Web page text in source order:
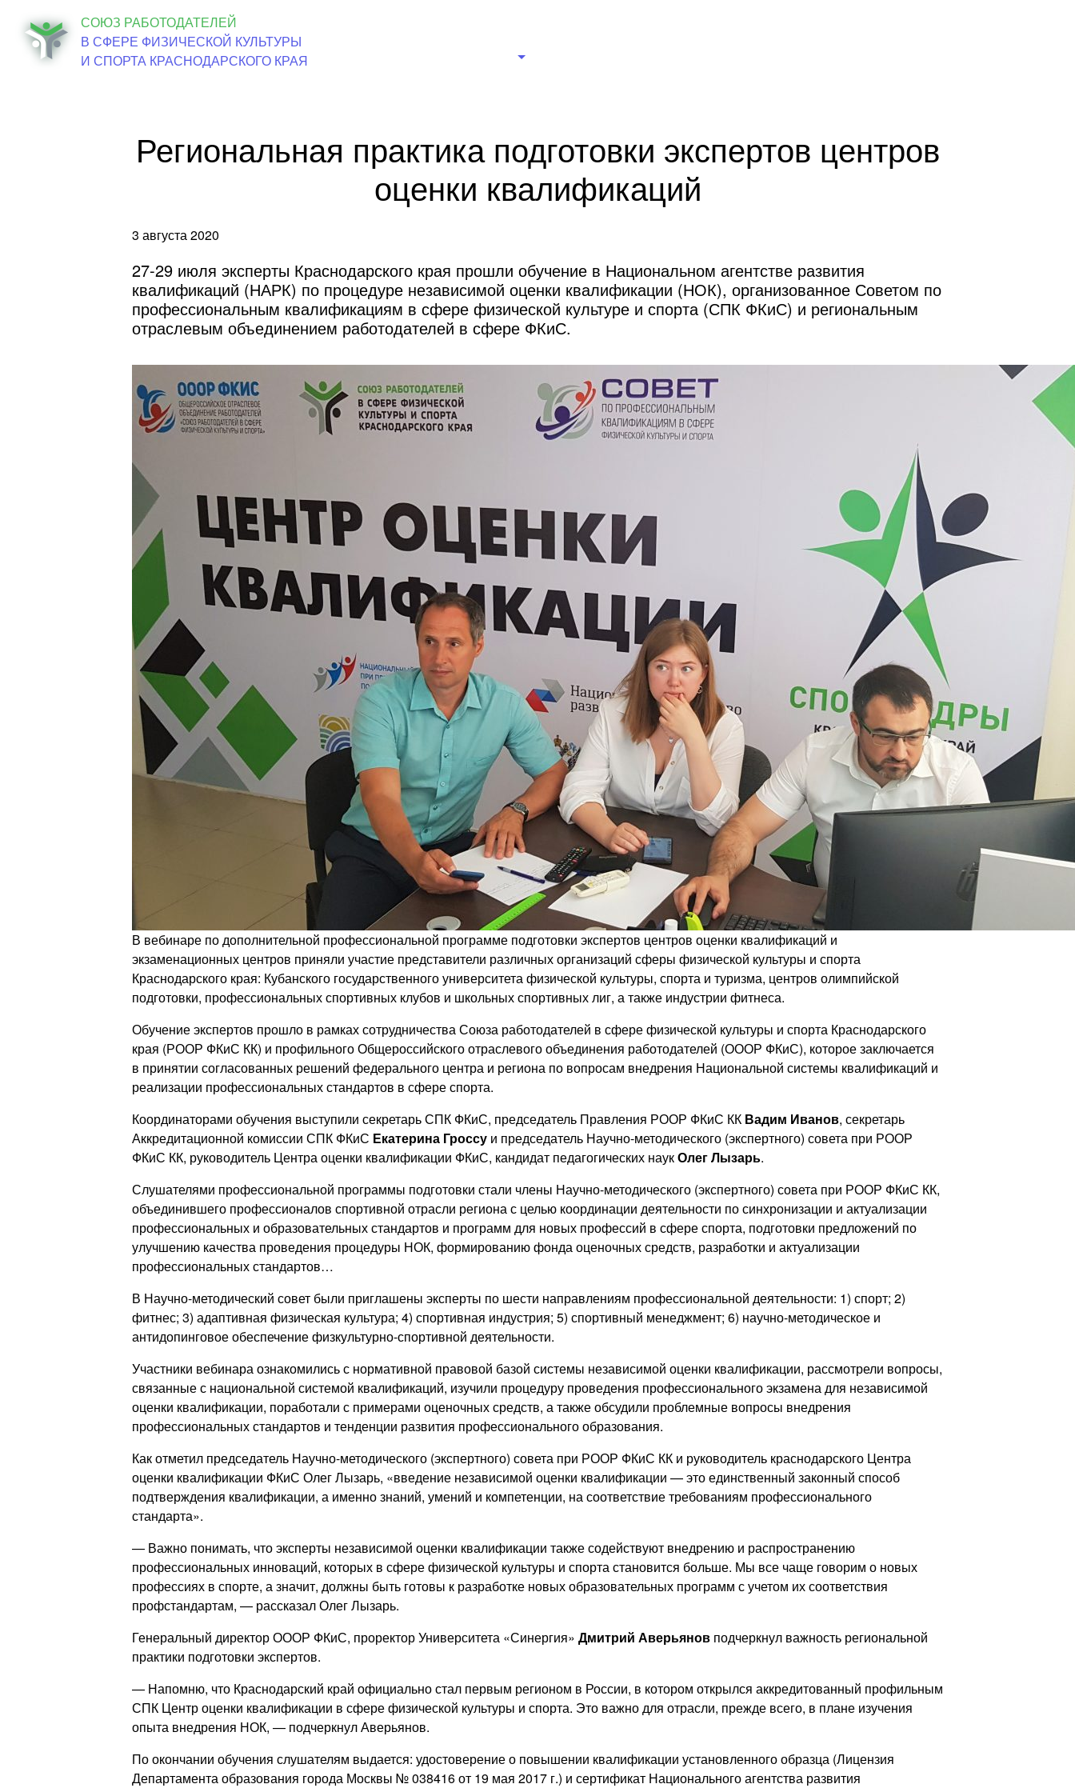
СОЮЗ РАБОТОДАТЕЛЕЙ
В СФЕРЕ ФИЗИЧЕСКОЙ КУЛЬТУРЫ
И СПОРТА КРАСНОДАРСКОГО КРАЯ
Региональная практика подготовки экспертов центров
оценки квалификаций
3 августа 2020
27-29 июля эксперты Краснодарского края прошли обучение в Национальном агентстве развития
квалификаций (НАРК) по процедуре независимой оценки квалификации (НОК), организованное Советом по
профессиональным квалификациям в сфере физической культуре и спорта (СПК ФКиС) и региональным
отраслевым объединением работодателей в сфере ФКиС.
В вебинаре по дополнительной профессиональной программе подготовки экспертов центров оценки квалификаций и
экзаменационных центров приняли участие представители различных организаций сферы физической культуры и спорта
Краснодарского края: Кубанского государственного университета физической культуры, спорта и туризма, центров олимпийской
подготовки, профессиональных спортивных клубов и школьных спортивных лиг, а также индустрии фитнеса.
Обучение экспертов прошло в рамках сотрудничества Союза работодателей в сфере физической культуры и спорта Краснодарского
края (РООР ФКиС КК) и профильного Общероссийского отраслевого объединения работодателей (ОООР ФКиС), которое заключается
в принятии согласованных решений федерального центра и региона по вопросам внедрения Национальной системы квалификаций и
реализации профессиональных стандартов в сфере спорта.
Координаторами обучения выступили секретарь СПК ФКиС, председатель Правления РООР ФКиС КК Вадим Иванов, секретарь
Аккредитационной комиссии СПК ФКиС Екатерина Гроссуи председатель Научно-методического (экспертного) совета при РООР
ФКиС КК, руководитель Центра оценки квалификации ФКиС, кандидат педагогических наукОлег Лызарь.
Слушателями профессиональной программы подготовки стали члены Научно-методического (экспертного) совета при РООР ФКиС КК,
объединившего профессионалов спортивной отрасли региона с целью координации деятельности по синхронизации и актуализации
профессиональных и образовательных стандартов и программ для новых профессий в сфере спорта, подготовки предложений по
улучшению качества проведения процедуры НОК, формированию фонда оценочных средств, разработки и актуализации
профессиональных стандартов…
В Научно-методический совет были приглашены эксперты по шести направлениям профессиональной деятельности: 1) спорт; 2)
фитнес; 3) адаптивная физическая культура; 4) спортивная индустрия; 5) спортивный менеджмент; 6) научно-методическое и
антидопинговое обеспечение физкультурно-спортивной деятельности.
Участники вебинара ознакомились с нормативной правовой базой системы независимой оценки квалификации, рассмотрели вопросы,
связанные с национальной системой квалификаций, изучили процедуру проведения профессионального экзамена для независимой
оценки квалификации, поработали с примерами оценочных средств, а также обсудили проблемные вопросы внедрения
профессиональных стандартов и тенденции развития профессионального образования.
Как отметил председатель Научно-методического (экспертного) совета при РООР ФКиС КК и руководитель краснодарского Центра
оценки квалификации ФКиС Олег Лызарь, «введение независимой оценки квалификации — это единственный законный способ
подтверждения квалификации, а именно знаний, умений и компетенции, на соответствие требованиям профессионального
стандарта».
— Важно понимать, что эксперты независимой оценки квалификации также содействуют внедрению и распространению
профессиональных инноваций, которых в сфере физической культуры и спорта становится больше. Мы все чаще говорим о новых
профессиях в спорте, а значит, должны быть готовы к разработке новых образовательных программ с учетом их соответствия
профстандартам, — рассказал Олег Лызарь.
Генеральный директор ОООР ФКиС, проректор Университета «Синергия» Дмитрий Аверьяновподчеркнул важность региональной
практики подготовки экспертов.
— Напомню, что Краснодарский край официально стал первым регионом в России, в котором открылся аккредитованный профильным
СПК Центр оценки квалификации в сфере физической культуры и спорта. Это важно для отрасли, прежде всего, в плане изучения
опыта внедрения НОК, — подчеркнул Аверьянов.
По окончании обучения слушателям выдается: удостоверение о повышении квалификации установленного образца (Лицензия
Департамента образования города Москвы № 038416 от 19 мая 2017 г.) и сертификат Национального агентства развития